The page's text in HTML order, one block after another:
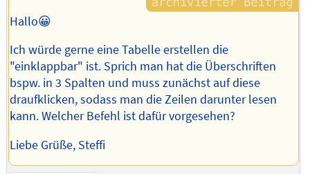
Hallo😀
Ich würde gerne eine Tabelle erstellen die
"einklappbar" ist. Sprich man hat die Überschriften
bspw. in 3 Spalten und muss zunächst auf diese
draufklicken, sodass man die Zeilen darunter lesen
kann. Welcher Befehl ist dafür vorgesehen?
Liebe Grüße, Steffi